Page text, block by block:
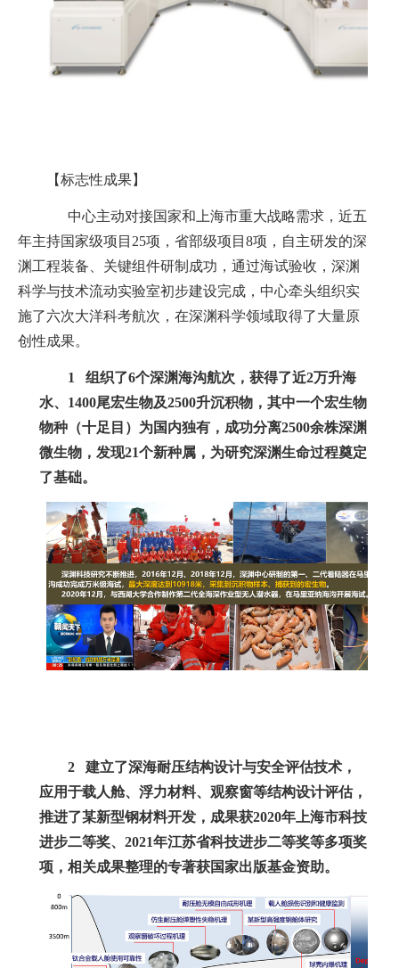
【标志性成果】
中心主动对接国家和上海市重大战略需求，近五
年主持国家级项目 25项，省部级项目 8项，自主研发的深
渊工程装备、关键组件研制成功，通过海试验收，深渊
科学与技术流动实验室初步建设完成，中心牵头组织实
施了六次大洋科考航次，在深渊科学领域取得了大量原
创性成果。
1 组织了6个深渊海沟航次，获得了近2万升海
水、 1400尾宏生物及2500升沉积物，其中一个宏生物
物种（十足目）为国内独有，成功分离2500余株深渊
微生物，发现21个新种属，为研究深渊生命过程奠定
了基础。
2
建立了深海耐压结构设计与安全评估技术，
应用于载人舱、浮力材料、观察窗等结构设计评估，
推进了某新型钢材料开发，成果获2020年上海市科技
进步二等奖、 2021年江苏省科技进步二等奖等多项奖
项，相关成果整理的专著获国家出版基金资助。